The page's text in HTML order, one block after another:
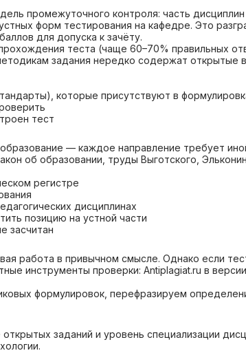
промежуточного контроля: часть
форм тестирования на кафедре. Это
для допуска к зачёту.
теста (чаще 60–70% правильных
задания нередко содержат
которые присутствуют в
тест
— каждое направление требует
об образовании, труды Выготского,
регистре
дисциплинах
позицию на устной части
засчитан
работа в привычном смысле. Однако если
инструменты проверки: Antiplagiat.ru в
формулировок, перефразируем
заданий и уровень специализации